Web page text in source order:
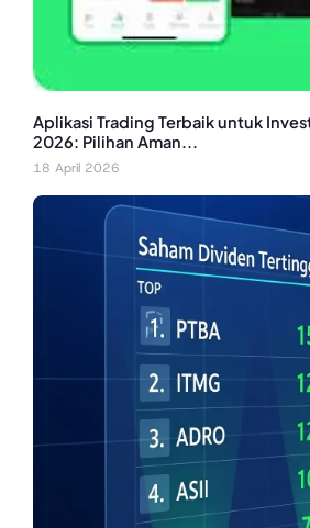
Aplikasi Trading Terbaik untuk
2026: Pilihan Aman...
18 April 2026